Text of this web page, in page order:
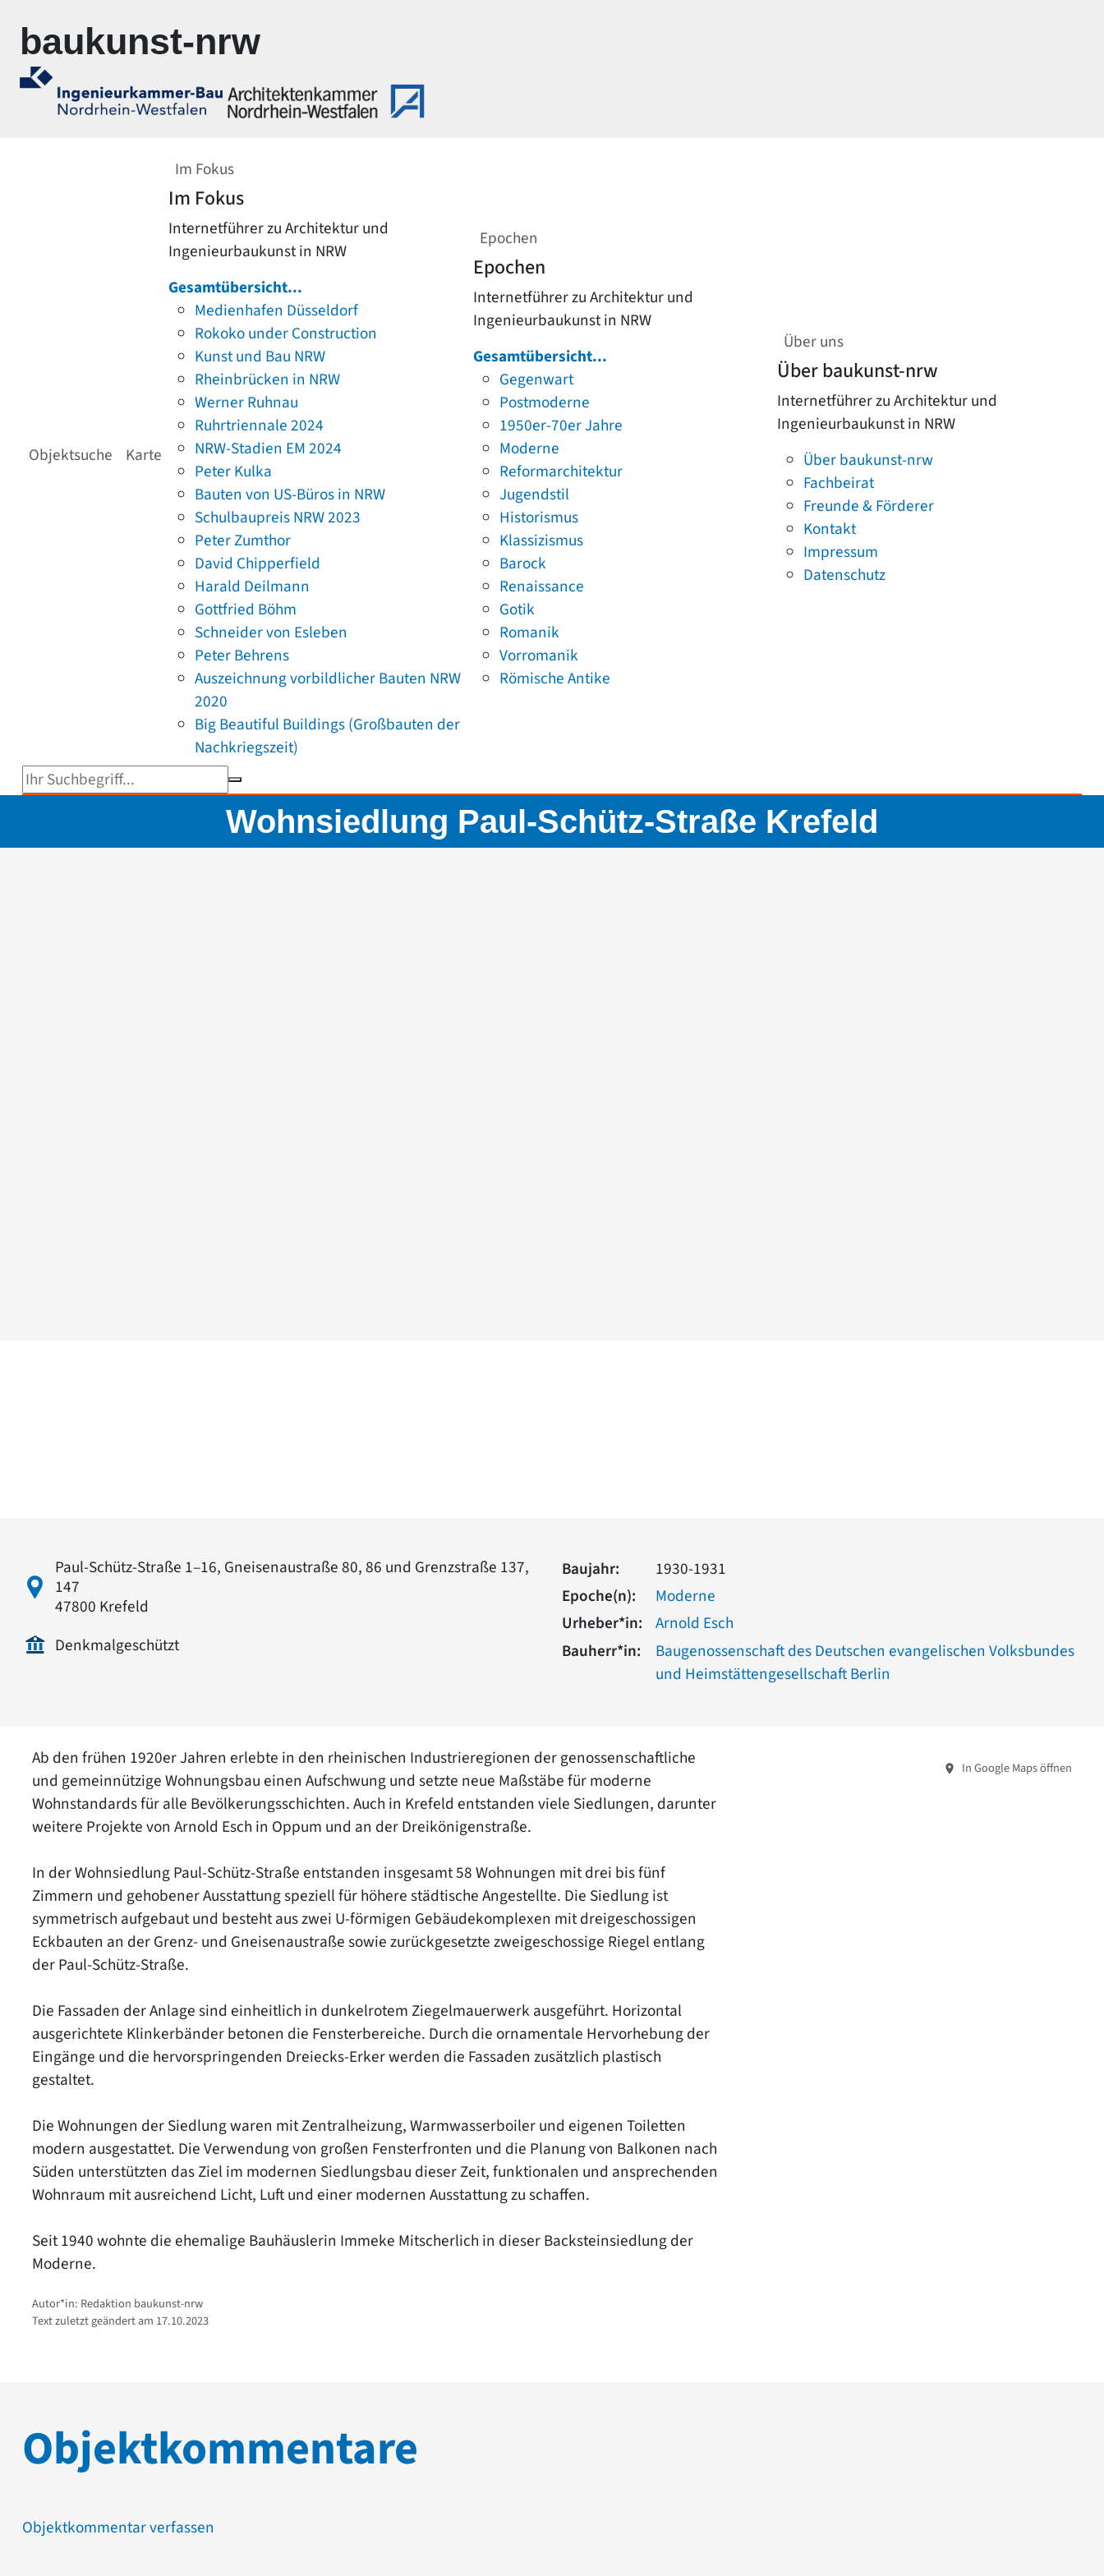
baukunst-nrw
Objektsuche Karte
Im Fokus
Im Fokus
Internetführer zu Architektur und
Ingenieurbaukunst in NRW
Gesamtübersicht...
Medienhafen Düsseldorf
Rokoko under Construction
Kunst und Bau NRW
Rheinbrücken in NRW
Werner Ruhnau
Ruhrtriennale 2024
NRW-Stadien EM 2024
Peter Kulka
Bauten von US-Büros in NRW
Schulbaupreis NRW 2023
Peter Zumthor
David Chipperfield
Harald Deilmann
Gottfried Böhm
Schneider von Esleben
Peter Behrens
Auszeichnung vorbildlicher Bauten NRW
2020
Big Beautiful Buildings (Großbauten der
Nachkriegszeit)
Epochen
Epochen
Internetführer zu Architektur und
Ingenieurbaukunst in NRW
Gesamtübersicht...
Gegenwart
Postmoderne
1950er-70er Jahre
Moderne
Reformarchitektur
Jugendstil
Historismus
Klassizismus
Barock
Renaissance
Gotik
Romanik
Vorromanik
Römische Antike
Über uns
Über baukunst-nrw
Internetführer zu Architektur und
Ingenieurbaukunst in NRW
Über baukunst-nrw
Fachbeirat
Freunde & Förderer
Kontakt
Impressum
Datenschutz
Suchbegriff eingeben
Wohnsiedlung Paul-Schütz-Straße Krefeld
Paul-Schütz-Straße 1–16, Gneisenaustraße 80, 86 und Grenzstraße 137,
147
47800 Krefeld
Denkmalgeschützt
Baujahr:
1930-1931
Epoche(n):
Moderne
Urheber*in:
Arnold Esch
Bauherr*in:
Baugenossenschaft des Deutschen evangelischen Volksbundes
und Heimstättengesellschaft Berlin
Ab den frühen 1920er Jahren erlebte in den rheinischen Industrieregionen der genossenschaftliche
und gemeinnützige Wohnungsbau einen Aufschwung und setzte neue Maßstäbe für moderne
Wohnstandards für alle Bevölkerungsschichten. Auch in Krefeld entstanden viele Siedlungen, darunter
weitere Projekte von Arnold Esch in Oppum und an der Dreikönigenstraße.
In der Wohnsiedlung Paul-Schütz-Straße entstanden insgesamt 58 Wohnungen mit drei bis fünf
Zimmern und gehobener Ausstattung speziell für höhere städtische Angestellte. Die Siedlung ist
symmetrisch aufgebaut und besteht aus zwei U-förmigen Gebäudekomplexen mit dreigeschossigen
Eckbauten an der Grenz- und Gneisenaustraße sowie zurückgesetzte zweigeschossige Riegel entlang
der Paul-Schütz-Straße.
Die Fassaden der Anlage sind einheitlich in dunkelrotem Ziegelmauerwerk ausgeführt. Horizontal
ausgerichtete Klinkerbänder betonen die Fensterbereiche. Durch die ornamentale Hervorhebung der
Eingänge und die hervorspringenden Dreiecks-Erker werden die Fassaden zusätzlich plastisch
gestaltet.
Die Wohnungen der Siedlung waren mit Zentralheizung, Warmwasserboiler und eigenen Toiletten
modern ausgestattet. Die Verwendung von großen Fensterfronten und die Planung von Balkonen nach
Süden unterstützten das Ziel im modernen Siedlungsbau dieser Zeit, funktionalen und ansprechenden
Wohnraum mit ausreichend Licht, Luft und einer modernen Ausstattung zu schaffen.
Seit 1940 wohnte die ehemalige Bauhäuslerin Immeke Mitscherlich in dieser Backsteinsiedlung der
Moderne.
Autor*in: Redaktion baukunst-nrw
Text zuletzt geändert am 17.10.2023
In Google Maps öffnen
Objektkommentare
Objektkommentar verfassen